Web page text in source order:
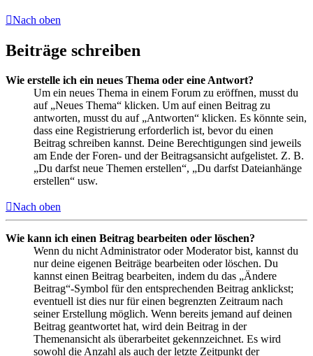
Nach oben
Beiträge schreiben
Wie erstelle ich ein neues Thema oder eine Antwort?
Um ein neues Thema in einem Forum zu eröffnen, musst du
auf „Neues Thema“ klicken. Um auf einen Beitrag zu
antworten, musst du auf „Antworten“ klicken. Es könnte sein,
dass eine Registrierung erforderlich ist, bevor du einen
Beitrag schreiben kannst. Deine Berechtigungen sind jeweils
am Ende der Foren- und der Beitragsansicht aufgelistet. Z. B.
„Du darfst neue Themen erstellen“, „Du darfst Dateianhänge
erstellen“ usw.
Nach oben
Wie kann ich einen Beitrag bearbeiten oder löschen?
Wenn du nicht Administrator oder Moderator bist, kannst du
nur deine eigenen Beiträge bearbeiten oder löschen. Du
kannst einen Beitrag bearbeiten, indem du das „Ändere
Beitrag“-Symbol für den entsprechenden Beitrag anklickst;
eventuell ist dies nur für einen begrenzten Zeitraum nach
seiner Erstellung möglich. Wenn bereits jemand auf deinen
Beitrag geantwortet hat, wird dein Beitrag in der
Themenansicht als überarbeitet gekennzeichnet. Es wird
sowohl die Anzahl als auch der letzte Zeitpunkt der